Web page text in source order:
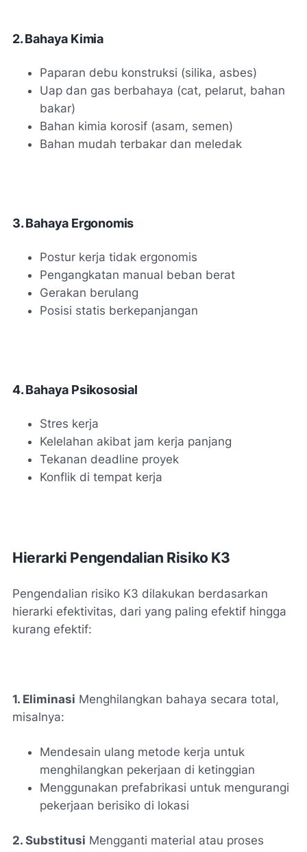
2. Bahaya Kimia
Paparan debu konstruksi (silika, asbes)
Uap dan gas berbahaya (cat, pelarut, bahan
bakar)
Bahan kimia korosif (asam, semen)
Bahan mudah terbakar dan meledak
3. Bahaya Ergonomis
Postur kerja tidak ergonomis
Pengangkatan manual beban berat
Gerakan berulang
Posisi statis berkepanjangan
4. Bahaya Psikososial
Stres kerja
Kelelahan akibat jam kerja panjang
Tekanan deadline proyek
Konflik di tempat kerja
Hierarki Pengendalian Risiko K3
Pengendalian risiko K3 dilakukan berdasarkan
hierarki efektivitas, dari yang paling efektif hingga
kurang efektif:
1. Eliminasi Menghilangkan bahaya secara total,
misalnya:
Mendesain ulang metode kerja untuk
menghilangkan pekerjaan di ketinggian
Menggunakan prefabrikasi untuk mengurangi
pekerjaan berisiko di lokasi
2. Substitusi Mengganti material atau proses